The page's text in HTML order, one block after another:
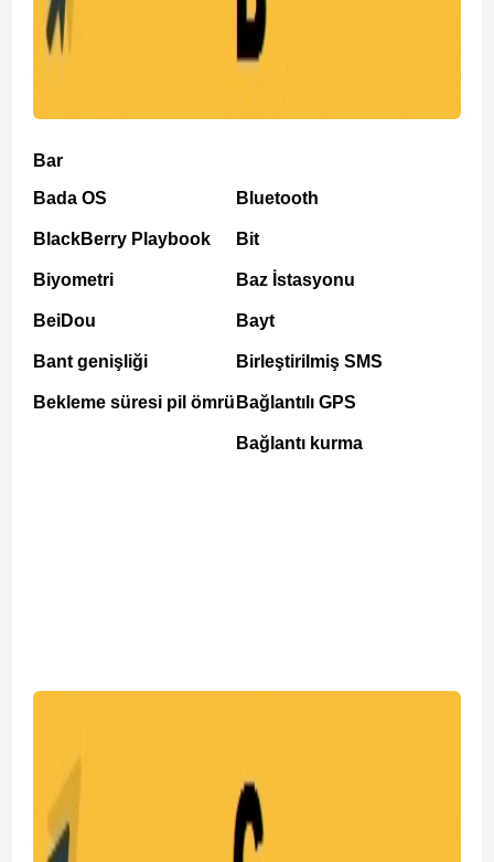
Bar
Bada OS
BlackBerry Playbook
Biyometri
BeiDou
Bant genişliği
Bekleme süresi pil ömrü
Bluetooth
Bit
Baz İstasyonu
Bayt
Birleştirilmiş SMS
Bağlantılı GPS
Bağlantı kurma